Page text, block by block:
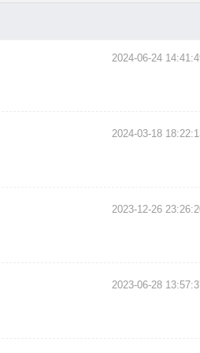
2024-06-24
2024-03-18
2023-12-26
2023-06-28